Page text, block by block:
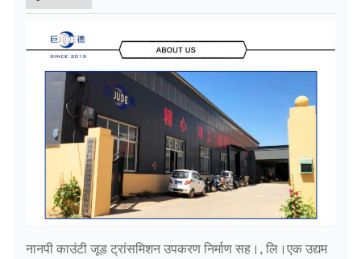
नानपी काउंटी जूड ट्रांसमिशन उपकरण निर्माण सह।, लि।एक उद्यम